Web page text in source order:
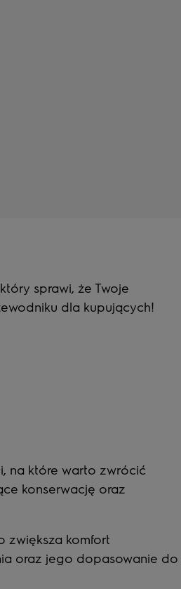
sprawi, że Twoje
dla kupujących!
na które warto zwrócić
konserwację oraz
zwiększa komfort
oraz jego dopasowanie do